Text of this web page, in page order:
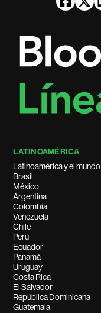
LATINOAMÉRICA
Latinoamérica y el mundo
Brasil
México
Argentina
Colombia
Venezuela
Chile
Perú
Ecuador
Panamá
Uruguay
Costa Rica
El Salvador
República Dominicana
Guatemala